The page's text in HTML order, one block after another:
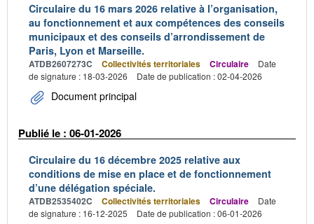
Circulaire du 16 mars 2026 relative à l’organisation,
au fonctionnement et aux compétences des conseils
municipaux et des conseils d’arrondissement de
Paris, Lyon et Marseille.
ATDB2607273C Collectivités territoriales Circulaire
Date
de signature : 18-03-2026
Date de publication : 02-04-2026
Document principal
Publié le : 06-01-2026
Circulaire du 16 décembre 2025 relative aux
conditions de mise en place et de fonctionnement
d’une délégation spéciale.
ATDB2535402C Collectivités territoriales Circulaire
Date
de signature : 16-12-2025
Date de publication : 06-01-2026